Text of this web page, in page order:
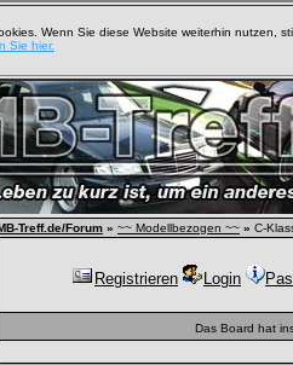
Wenn Sie diese Website weiterhin nutzen,
Sie hier.
Treff.de/Forum » ~~ Modellbezogen ~~ » C-
Registrieren Login
Das Board hat